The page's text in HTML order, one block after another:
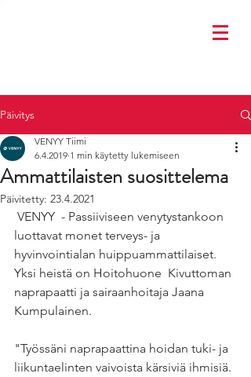
Päivitys
Ammattilaisten suosittelema
VENYY Tiimi
6.4.2019 1 min käytetty lukemiseen
Päivitetty: 23.4.2021
luottavat monet terveys- ja
hyvinvointialan huippuammattilaiset.
Yksi heistä on Hoitohuone  Kivuttoman
naprapaatti ja sairaanhoitaja Jaana
Kumpulainen.
"Työssäni naprapaattina hoidan tuki- ja
liikuntaelinten vaivoista kärsiviä ihmisiä.